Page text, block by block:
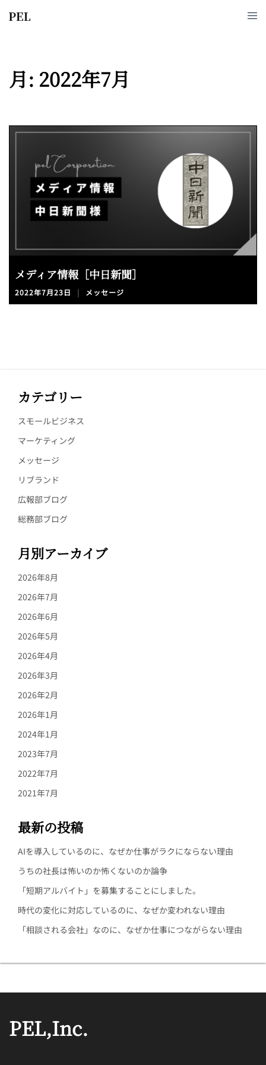
月: 2022年7月
メディア情報［中日新聞］
2022年7月23日 メッセージ
カテゴリー
スモールビジネス
マーケティング
メッセージ
リブランド
広報部ブログ
総務部ブログ
月別アーカイブ
2026年8月
2026年7月
2026年6月
2026年5月
2026年4月
2026年3月
2026年2月
2026年1月
2024年1月
2023年7月
2022年7月
2021年7月
最新の投稿
AIを導入しているのに、なぜか仕事がラクにならない理由
うちの社長は怖いのか怖くないのか論争
「短期アルバイト」を募集することにしました。
時代の変化に対応しているのに、なぜか変われない理由
「相談される会社」なのに、なぜか仕事につながらない理由
PEL,Inc.